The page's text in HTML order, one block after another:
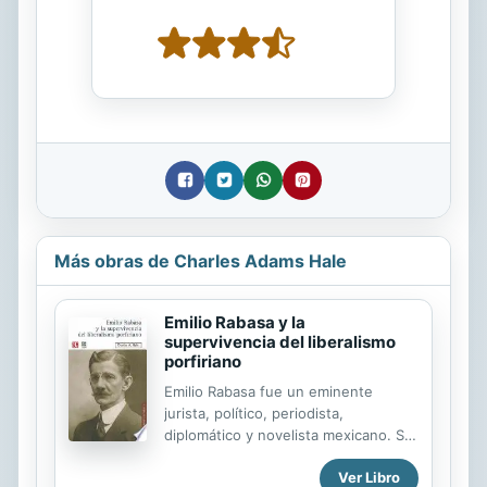
Más obras de Charles Adams Hale
Emilio Rabasa y la
supervivencia del liberalismo
porfiriano
Emilio Rabasa fue un eminente
jurista, político, periodista,
diplomático y novelista mexicano. Sin
embargo, poco se sabe de su vida
personal. Hale, investigador del
Ver Libro